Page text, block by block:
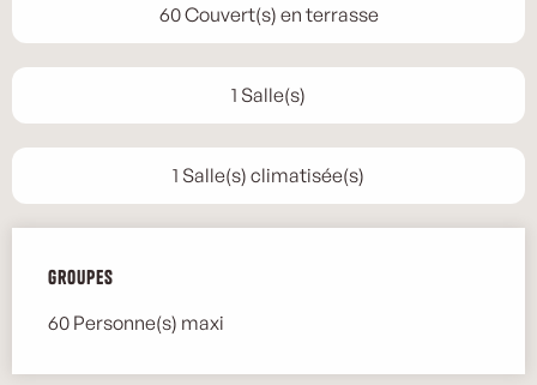
60 Couvert(s) en terrasse
1 Salle(s)
1 Salle(s) climatisée(s)
Groupes
Groupes
60 Personne(s) maxi